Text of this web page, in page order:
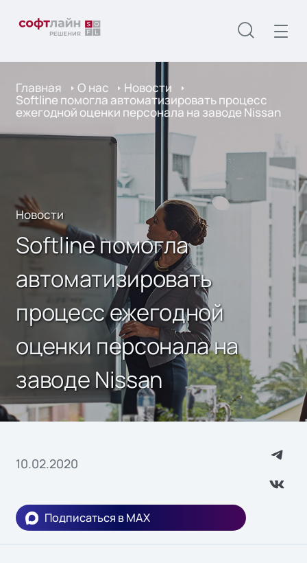
Главная О нас Новости
Softline помогла автоматизировать процесс
ежегодной оценки персонала на заводе Nissan
Новости
Softline помогла
автоматизировать
процесс ежегодной
оценки персонала на
заводе Nissan
10.02.2020
Подписаться в MAX